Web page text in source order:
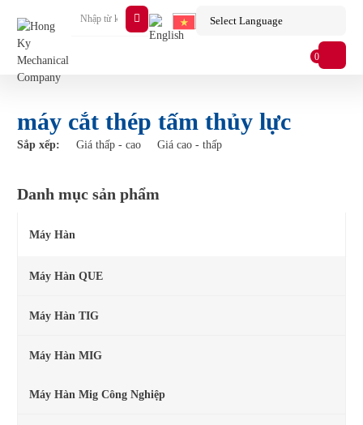
0
máy cắt thép tấm thủy lực
Sắp xếp: Giá thấp - cao Giá cao - thấp
Danh mục sản phẩm
Máy Hàn
Máy Hàn QUE
Máy Hàn TIG
Máy Hàn MIG
Máy Hàn Mig Công Nghiệp